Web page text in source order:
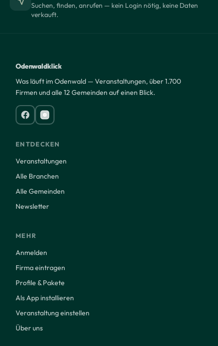
Suchen, finden, anrufen — kein Login nötig, keine Daten
verkauft.
Odenwaldklick
Was läuft im Odenwald — Veranstaltungen, über 1.700
Firmen und alle 12 Gemeinden auf einen Blick.
ENTDECKEN
Veranstaltungen
Alle Branchen
Alle Gemeinden
Newsletter
MEHR
Anmelden
Firma eintragen
Profile & Pakete
Als App installieren
Veranstaltung einstellen
Über uns